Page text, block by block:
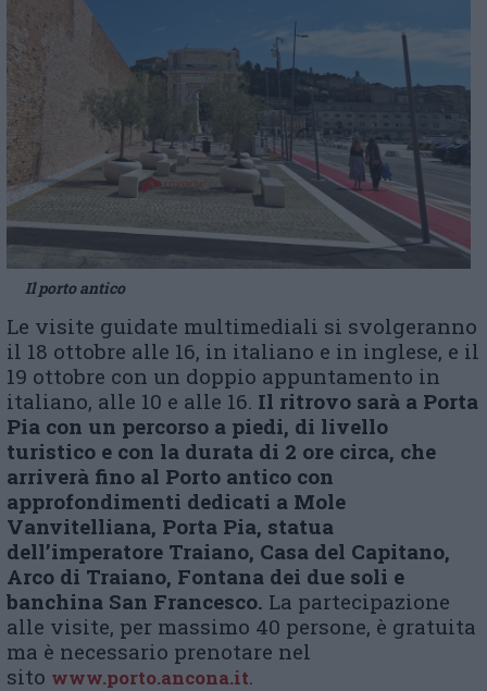
Il porto antico
Le visite guidate multimediali si svolgeranno
il 18 ottobre alle 16, in italiano e in inglese, e il
19 ottobre con un doppio appuntamento in
italiano, alle 10 e alle 16. Il ritrovo sarà a Porta
Pia con un percorso a piedi, di livello
turistico e con la durata di 2 ore circa, che
arriverà fino al Porto antico con
approfondimenti dedicati a Mole
Vanvitelliana, Porta Pia, statua
dell’imperatore Traiano, Casa del Capitano,
Arco di Traiano, Fontana dei due soli e
banchina San Francesco. La partecipazione
alle visite, per massimo 40 persone, è gratuita
ma è necessario prenotare nel
sito www.porto.ancona.it.